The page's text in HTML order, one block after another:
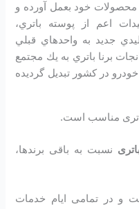
محصولات خود بعمل آورده و
اعم از پوسته باتري،
جديد به واحدهاي قبلي
برنا باتري به يك مجتمع
در کشور تبديل گرديده
مناسب است.
نسبت به باقی برندها،
و در تمامی ایام خدمات